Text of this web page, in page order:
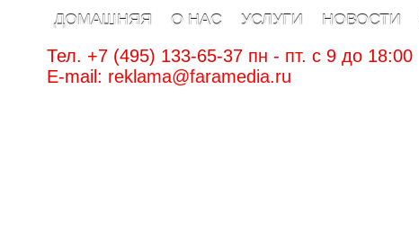
ДОМАШНЯЯ О НАС УСЛУГИ НОВОСТИ
Тел. +7 (495) 133-65-37 пн - пт. c 9 до 18:00
E-mail: reklama@faramedia.ru